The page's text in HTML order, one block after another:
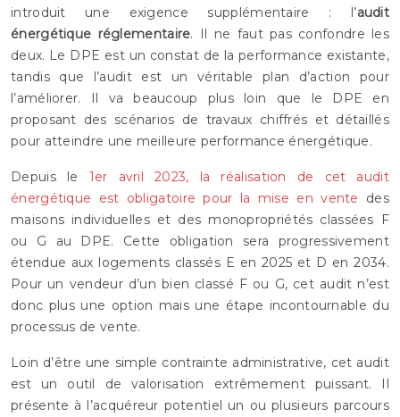
introduit une exigence supplémentaire : l’audit
énergétique réglementaire. Il ne faut pas confondre les
deux. Le DPE est un constat de la performance existante,
tandis que l’audit est un véritable plan d’action pour
l’améliorer. Il va beaucoup plus loin que le DPE en
proposant des scénarios de travaux chiffrés et détaillés
pour atteindre une meilleure performance énergétique.
Depuis le 1er avril 2023, la réalisation de cet audit
énergétique est obligatoire pour la mise en vente des
maisons individuelles et des monopropriétés classées F
ou G au DPE. Cette obligation sera progressivement
étendue aux logements classés E en 2025 et D en 2034.
Pour un vendeur d’un bien classé F ou G, cet audit n’est
donc plus une option mais une étape incontournable du
processus de vente.
Loin d’être une simple contrainte administrative, cet audit
est un outil de valorisation extrêmement puissant. Il
présente à l’acquéreur potentiel un ou plusieurs parcours